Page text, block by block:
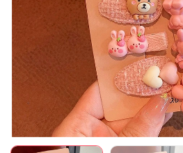
Mã giảm giá:
Ngày hết hạn:
Điều kiện: